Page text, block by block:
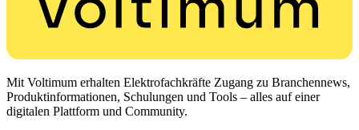
Mit Voltimum erhalten Elektrofachkräfte Zugang zu Branchennews,
Produktinformationen, Schulungen und Tools – alles auf einer
digitalen Plattform und Community.